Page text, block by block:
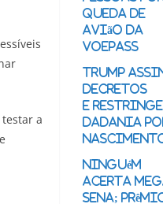
a
queda de
avião da
Voepass
Trump
decretos
e
dadania
Ninguém
acerta
Sena;